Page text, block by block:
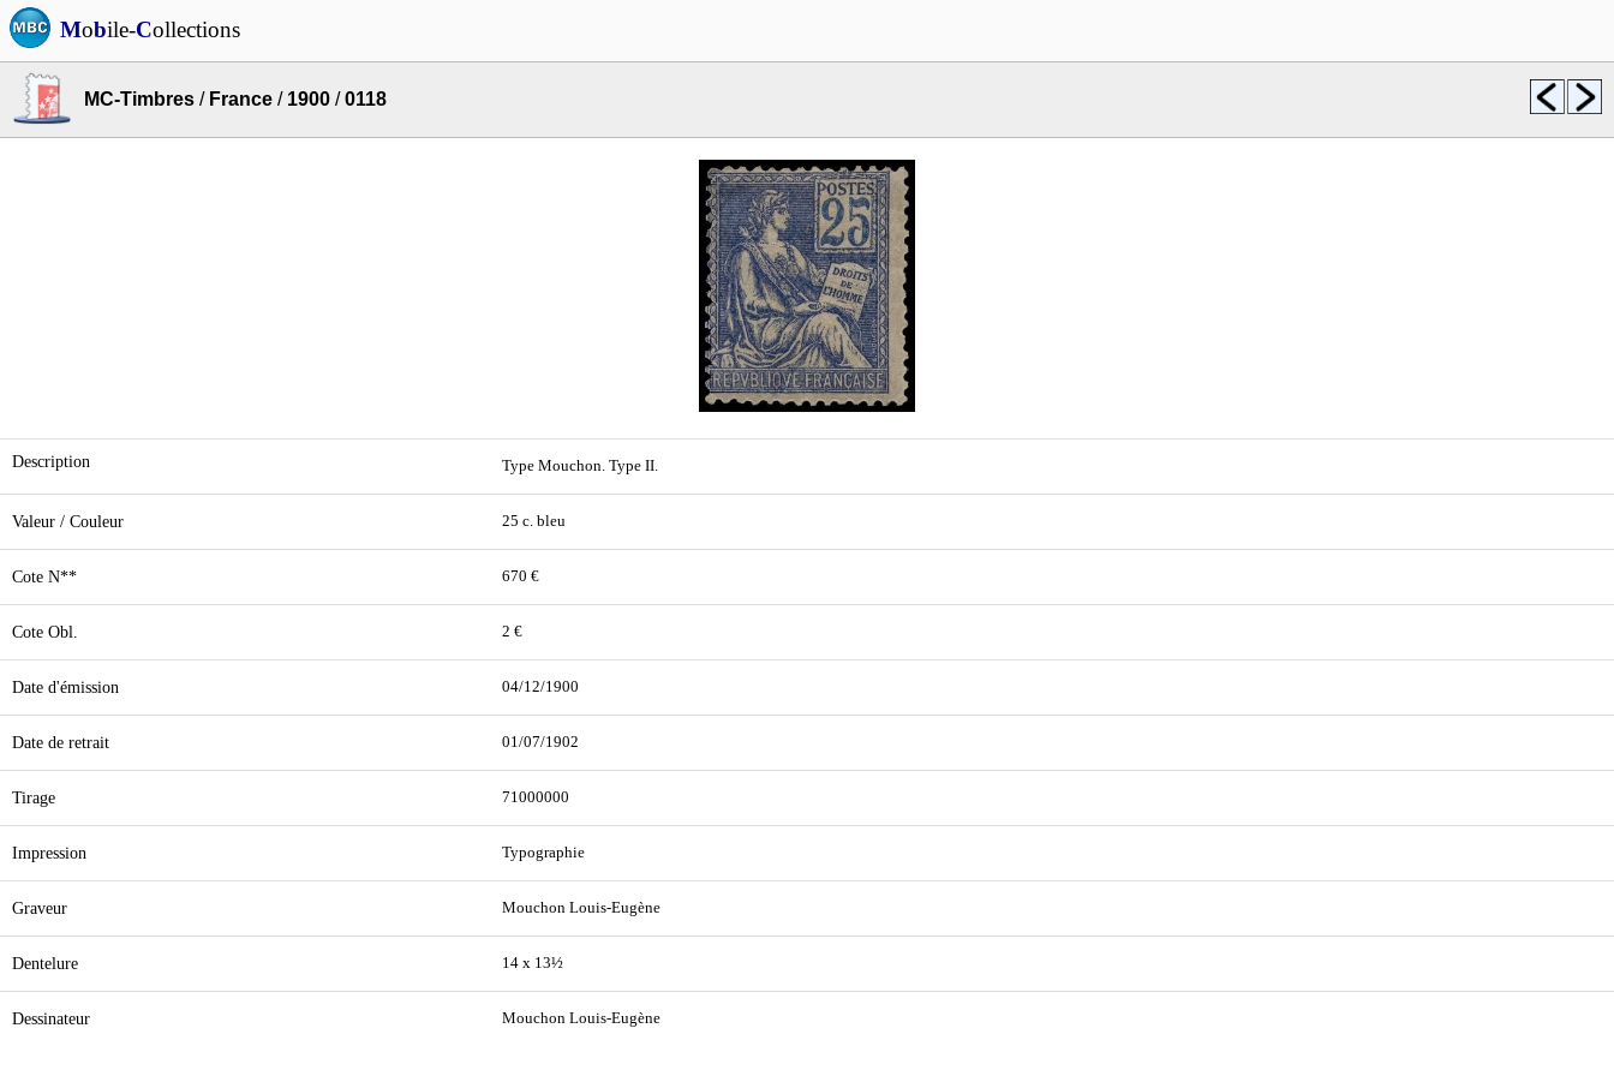
Mobile-Collections
MC-Timbres / France / 1900 /0118
Description Type Mouchon. Type II.
Valeur / Couleur 25 c. bleu
Cote N** 670 €
Cote Obl. 2 €
Date d'émission 04/12/1900
Date de retrait 01/07/1902
Tirage 71000000
Impression Typographie
Graveur Mouchon Louis-Eugène
Dentelure 14 x 13½
Dessinateur Mouchon Louis-Eugène